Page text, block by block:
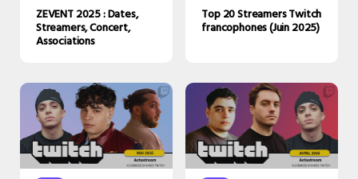
ZEVENT 2025 : Dates,
Streamers, Concert,
Associations
Top 20 Streamers Twitch
francophones (Juin 2025)